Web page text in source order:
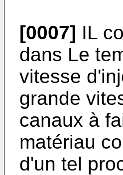
[0007] IL
dans Le
vitesse
grande
canaux à
matériau
d'un tel